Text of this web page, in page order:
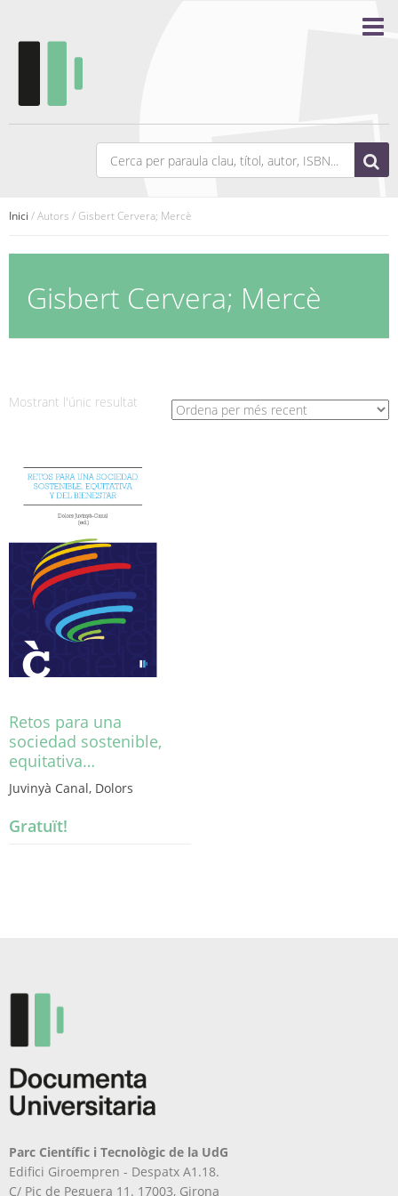
Inici / Autors / Gisbert Cervera; Mercè
Gisbert Cervera; Mercè
Mostrant l'únic resultat
Retos para una
sociedad sostenible,
equitativa…
Juvinyà Canal, Dolors
Gratuït!
Parc Científic i Tecnològic de la UdG
Edifici Giroempren - Despatx A1.18.
C/ Pic de Peguera 11. 17003, Girona